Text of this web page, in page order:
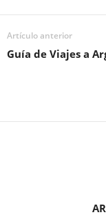
Artículo anterior
Guía de Viajes a